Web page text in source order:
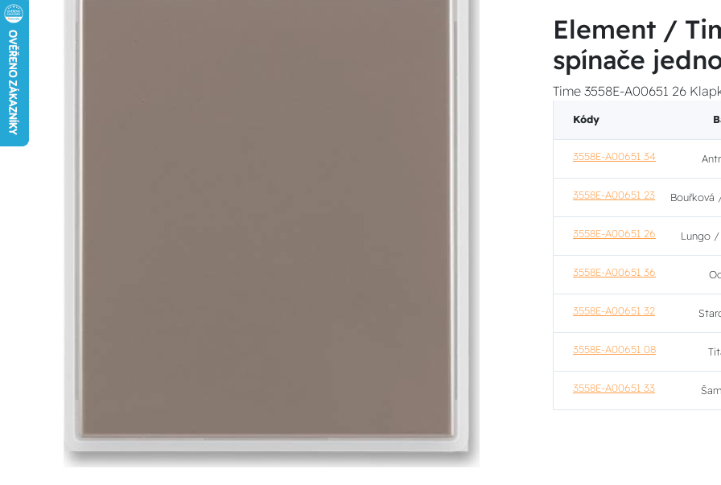
Element /
spínače
Time 3558E-A00651 26
Kódy
3558E-A00651 34
3558E-A00651 23 Bouřková
3558E-A00651 26 Lungo /
3558E-A00651 36
3558E-A00651 32
3558E-A00651 08
3558E-A00651 33